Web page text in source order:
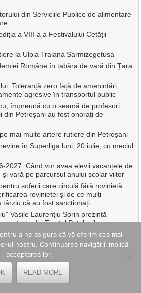
din Serviciile Publice de alimentare
a VIII-a a Festivalului Cetății
la Ulpia Traiana Sarmizegetusa
Române în tabăra de vară din Țara
Toleranță zero față de amenințări,
agresive în transportul public
împreună cu o seamă de profesori
din Petroșani au fost onorați de
mai multe artere rutiere din Petroșani
în Superliga luni, 20 iulie, cu meciul
2027: Când vor avea elevii vacanțele de
și vară pe parcursul anului școlar viitor
șoferii care circulă fără rovinietă:
rovinietei și de ce mulți
târziu că au fost sancționați
Vasile Laurențiu Sorin prezintă
portrete din Ținutul Petrilenilor
își dau întâlnire la Nedeia și
Ilie din Poiana Muierii
Club pentru absolvenții de 10 ai
Hunedoara
a ne asigura că vă oferim cea mai
ul nostru. Continuarea navigării implică
acceptarea lor.
READ MORE